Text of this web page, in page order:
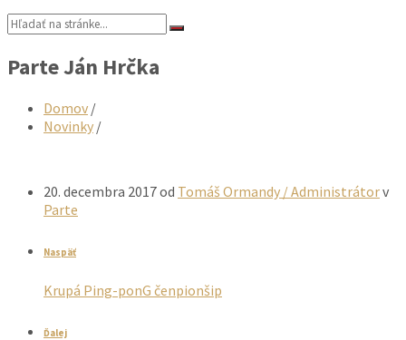
Vyhľadávanie:
Parte Ján Hrčka
Domov /
Novinky /
20. decembra 2017od Tomáš Ormandy / Administrátorv
Parte
Naspäť
Krupá Ping-ponG čenpionšip
Ďalej